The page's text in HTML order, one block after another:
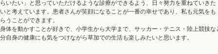
らいたい」と思っていただけるような診療ができるよう、日々努力を重ねていきた
いと考えています。患者さんが笑顔になることが一番の幸せであり、私も元気をも
らうことができます。
身体を動かすことが好きで、小学生から大学まで、サッカー・テニス・陸上競技
分自身の健康にも気をつけながら草加での生活も楽しみたいと思います。